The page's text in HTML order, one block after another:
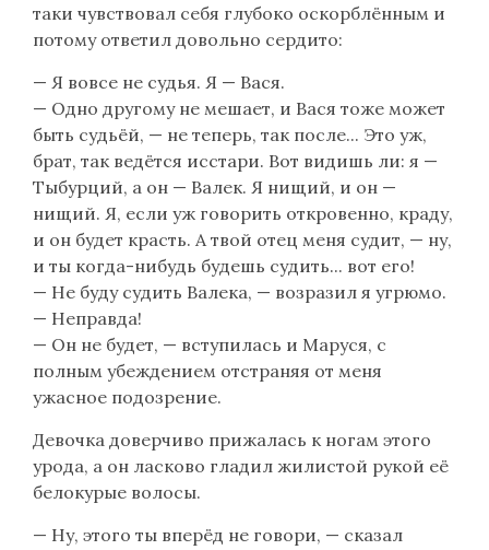
таки чувствовал себя глубоко оскорблённым и
потому ответил довольно сердито:
— Я вовсе не судья. Я — Вася.
— Одно другому не мешает, и Вася тоже может
быть судьёй, — не теперь, так после... Это уж,
брат, так ведётся исстари. Вот видишь ли: я —
Тыбурций, а он — Валек. Я нищий, и он —
нищий. Я, если уж говорить откровенно, краду,
и он будет красть. А твой отец меня судит, — ну,
и ты когда-нибудь будешь судить... вот его!
— Не буду судить Валека, — возразил я угрюмо.
— Неправда!
— Он не будет, — вступилась и Маруся, с
полным убеждением отстраняя от меня
ужасное подозрение.
Девочка доверчиво прижалась к ногам этого
урода, а он ласково гладил жилистой рукой её
белокурые волосы.
— Ну, этого ты вперёд не говори, — сказал